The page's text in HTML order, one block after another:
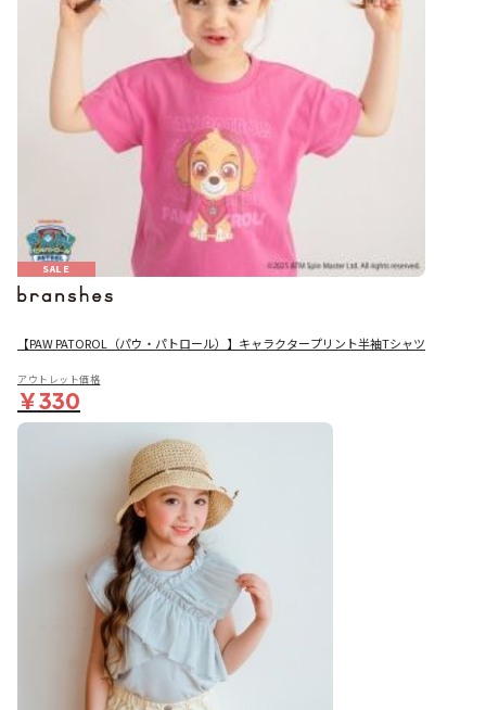
SALE
【PAW PATOROL（パウ・パトロール）】キャラクタープリント半袖Tシャツ
アウトレット価格
￥330